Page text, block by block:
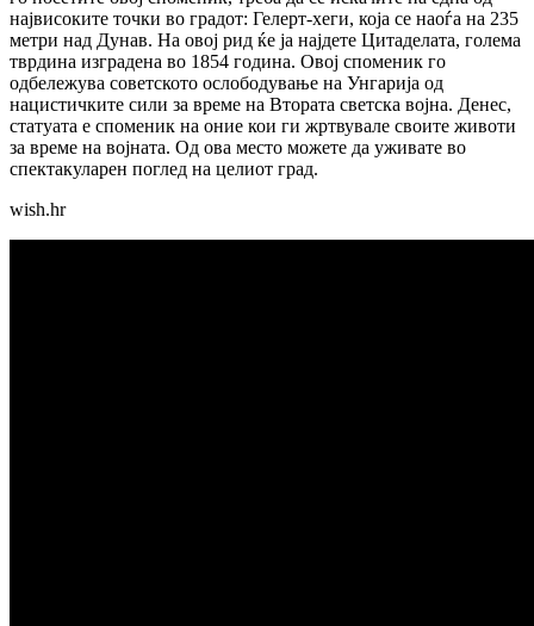
највисоките точки во градот: Гелерт-хеги, која се наоѓа на 235
метри над Дунав. На овој рид ќе ја најдете Цитаделата, голема
тврдина изградена во 1854 година. Овој споменик го
одбележува советското ослободување на Унгарија од
нацистичките сили за време на Втората светска војна. Денес,
статуата е споменик на оние кои ги жртвувале своите животи
за време на војната. Од ова место можете да уживате во
спектакуларен поглед на целиот град.
wish.hr